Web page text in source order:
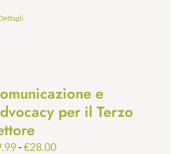
e
per il Terzo
-€28.00Fascia